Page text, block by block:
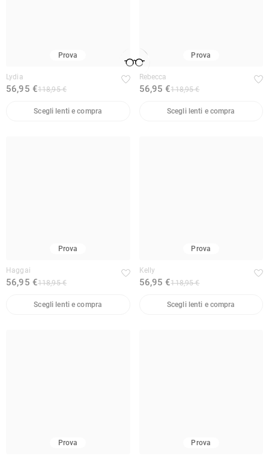
Prova
Lydia
56,95 €118,95 €
Scegli lenti e compra
Prova
Rebecca
56,95 €118,95 €
Scegli lenti e compra
Prova
Haggai
56,95 €118,95 €
Scegli lenti e compra
Prova
Kelly
56,95 €118,95 €
Scegli lenti e compra
Prova Prova